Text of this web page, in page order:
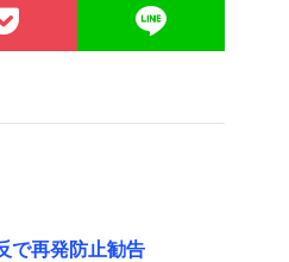
で再発防止勧告